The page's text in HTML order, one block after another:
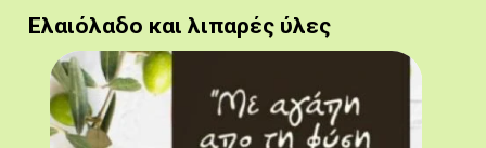
Ελαιόλαδο και λιπαρές ύλες